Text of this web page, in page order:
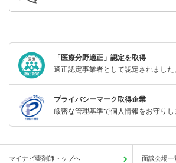
「医療分野適正」認定を取得
適正認定事業者として認定されました
プライバシーマーク取得企業
厳密な管理基準で個人情報をお守りし
マイナビ薬剤師トップへ 面談会場一